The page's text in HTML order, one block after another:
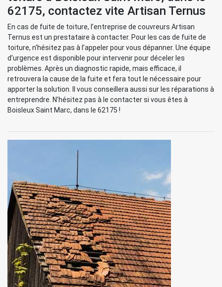
62175, contactez vite Artisan Ternus
En cas de fuite de toiture, l’entreprise de couvreurs Artisan
Ternus est un prestataire à contacter. Pour les cas de fuite de
toiture, n’hésitez pas à l’appeler pour vous dépanner. Une équipe
d’urgence est disponible pour intervenir pour déceler les
problèmes. Après un diagnostic rapide, mais efficace, il
retrouvera la cause de la fuite et fera tout le nécessaire pour
apporter la solution. Il vous conseillera aussi sur les réparations à
entreprendre. N’hésitez pas à le contacter si vous êtes à
Boisleux Saint Marc, dans le 62175 !